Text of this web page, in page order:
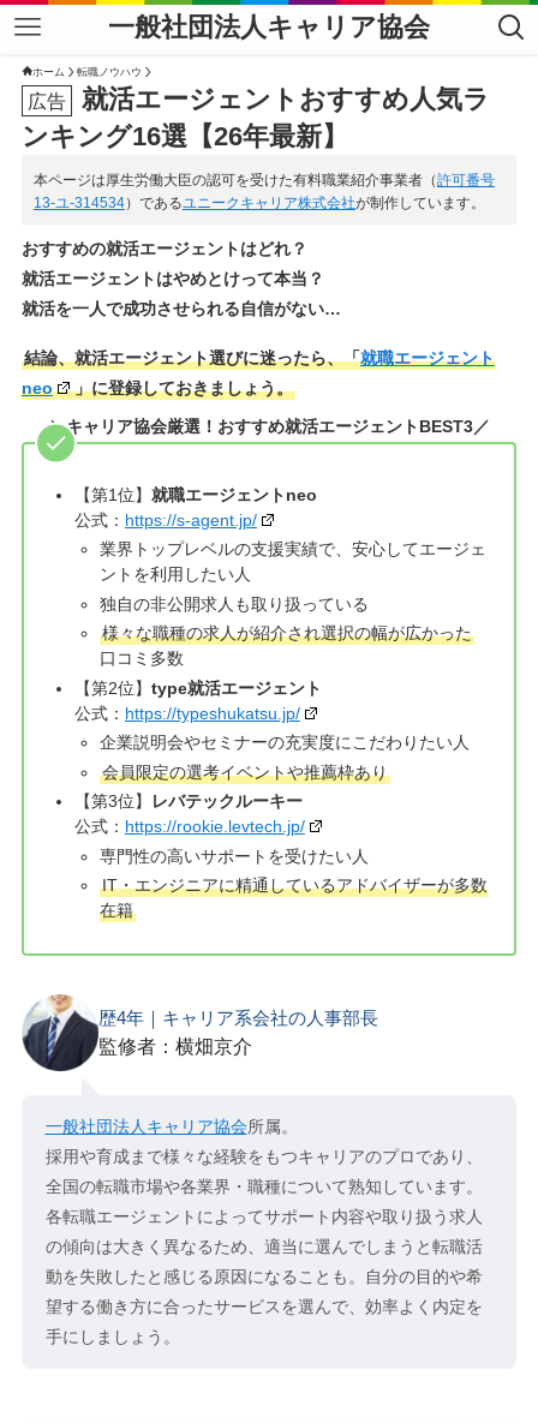
一般社団法人キャリア協会
ホーム 転職ノウハウ
就活エージェントおすすめ人気ラ
ンキング16選【26年最新】
本ページは厚生労働大臣の認可を受けた有料職業紹介事業者（許可番号
13-ユ-314534）であるユニークキャリア株式会社が制作しています。
おすすめの就活エージェントはどれ？
就活エージェントはやめとけって本当？
就活を一人で成功させられる自信がない…
結論、就活エージェント選びに迷ったら、「就職エージェント
neo
」に登録しておきましょう。
＼キャリア協会厳選！おすすめ就活エージェントBEST3／
【第1位】 就職エージェントneo
公式： https://s-agent.jp/
業界トップレベルの支援実績で、安心してエージェ
ントを利用したい人
独自の非公開求人も取り扱っている
様々な職種の求人が紹介され選択の幅が広かった
口コミ多数
【第2位】 type就活エージェント
公式： https://typeshukatsu.jp/
企業説明会やセミナーの充実度にこだわりたい人
会員限定の選考イベントや推薦枠あり
【第3位】
レバテックルーキー
公式： https://rookie.levtech.jp/
専門性の高いサポートを受けたい人
IT・エンジニアに精通しているアドバイザーが多数
在籍
歴4年｜キャリア系会社の人事部長
監修者：横畑京介
一般社団法人キャリア協会所属。
採用や育成まで様々な経験をもつキャリアのプロであり、
全国の転職市場や各業界・職種について熟知しています。
各転職エージェントによってサポート内容や取り扱う求人
の傾向は大きく異なるため、適当に選んでしまうと転職活
動を失敗したと感じる原因になることも。自分の目的や希
望する働き方に合ったサービスを選んで、効率よく内定を
手にしましょう。